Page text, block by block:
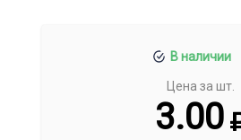
В наличии
Цена за шт.
3.00